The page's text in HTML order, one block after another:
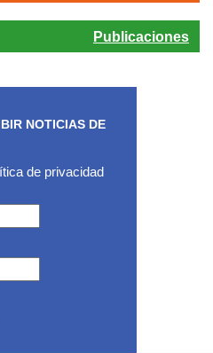
Publicaciones
NOTICIAS DE
de privacidad